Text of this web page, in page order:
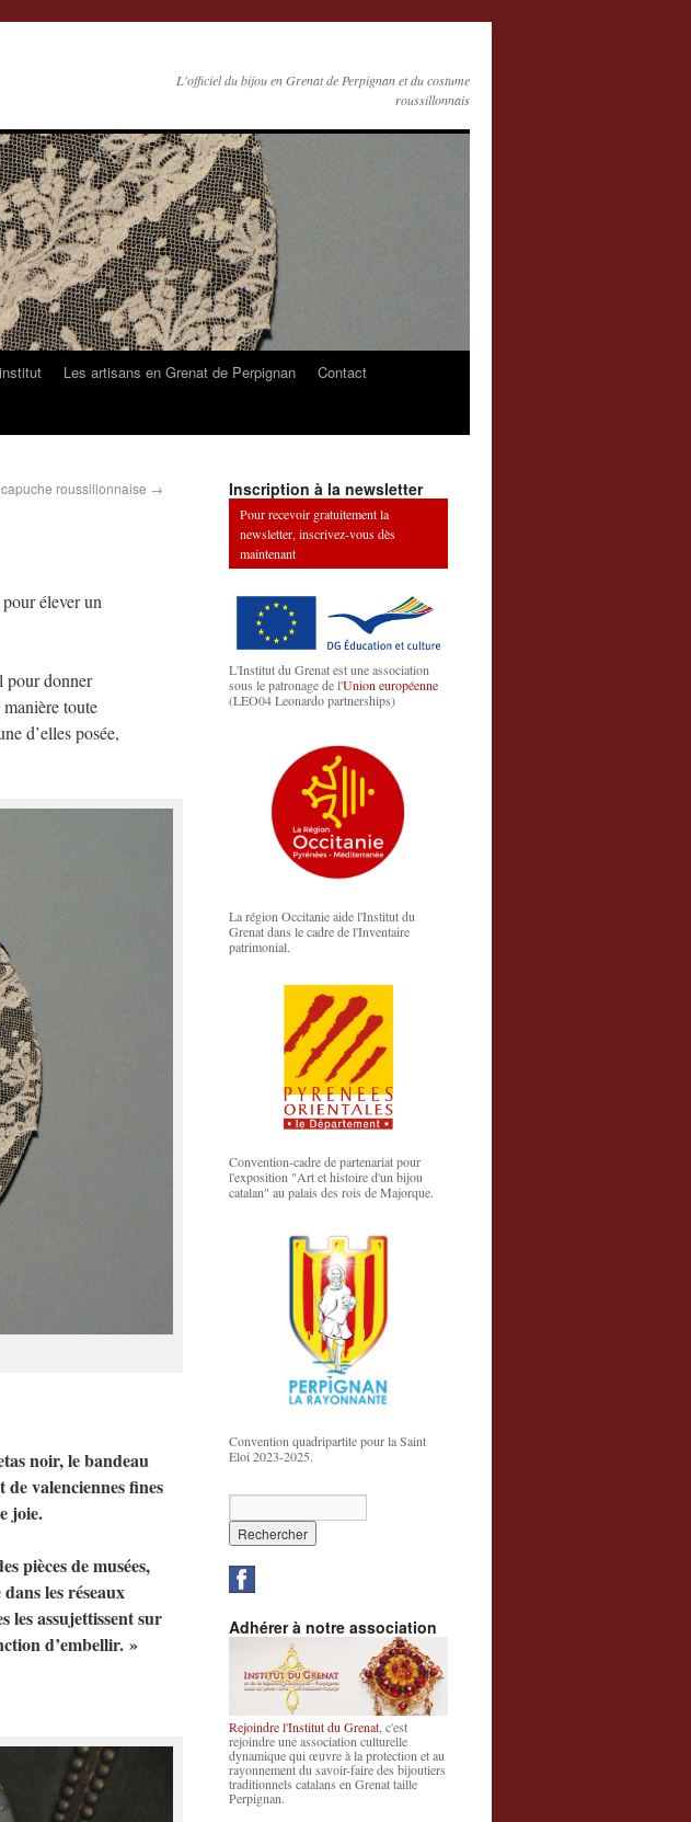
L'officiel du bijou en Grenat de Perpignan et du costume
roussillonnais
Les artisans en Grenat de Perpignan
Contact
roussillonnaise →
élever un
pour donner
toute
d’elles posée,
noir, le bandeau
de valenciennes fines
joie.
pièces de musées,
les réseaux
les assujettissent sur
d’embellir. »
Inscription à la newsletter
Pour recevoir gratuitement la
newsletter, inscrivez-vous dès
maintenant
L'Institut du Grenat est une association
sous le patronage de l'Union européenne
(LEO04 Leonardo partnerships)
La région Occitanie aide l'Institut du
Grenat dans le cadre de l'Inventaire
patrimonial.
Convention-cadre de partenariat pour
l'exposition "Art et histoire d'un bijou
catalan" au palais des rois de Majorque.
Convention quadripartite pour la Saint
Eloi 2023-2025.
Adhérer à notre association
Rejoindre l'Institut du Grenat , c'est
rejoindre une association culturelle
dynamique qui œuvre à la protection et au
rayonnement du savoir-faire des bijoutiers
traditionnels catalans en Grenat taille
Perpignan.